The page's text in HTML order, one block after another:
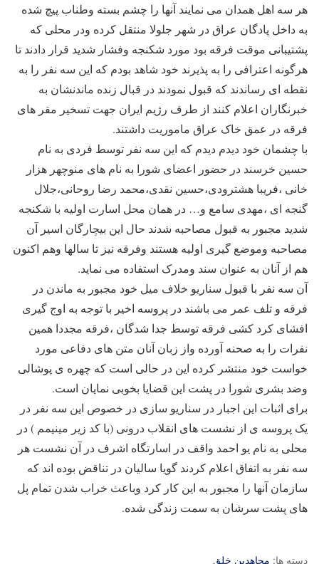
هر سه اهل همدان می نمایند آنها را چشم بسته وطناب پیچ شده
به داخل پادگان عراق در شهر جلولا منتقل کرده ودر محلی که
پشتیبانی موقت فرقه بود مورد شکنجه وفشار شدید قرار دادند تا
هرگونه اعترافی را به پذیرند خود شاهد بودم که این سه نفر را به
نقطه ای رساندند که قبول نمودند در قبال زنده ماندنشان به
خبرنگاران اعلام کنند از طرف رژیم ایران جهت تسخیر مقر های
فرقه در عمق خاک عراق ماموریت داشتند.
با چشمان خود دیدم دیدم که این سه نفر توسط فردی به نام
حسین خرسند در حضور اعضای شورا به نام های منوچهر هزار
خانی ،فریبا هشترودی،حسین نقدی،محمد رضا روحانی،جلال
گنجه ای ،مهدی سامع و… در همان محل اسارت اولیه با شکنجه
شدید مجبور به قبول مصاحبه شدند حال این بیچارگان اسیر آن
مصاحبه وموضع گیری اولیه هستند وفرقه نیز تا سالها وهم اکنون
هم از آنان به عنوان سند ومدرک استفاده می نماید.
آن سه نفر با قبول سناریو خلاف میل خود مجبور به ماندن در
فرقه و تلف عمر می باشند در پروسه اخیر با توجه به اوج گیری
افشای کرد کشی فرقه توسط جدا شدگان ،فرقه مجددا همین
نفرات را به صحنه آورده واز زبان آنان متن های دفاعی مورد
خواست خود منتشر کرده این در حالی است که چهره ی پوشالی
وضد بشری شورا در پشت این قضایا بخوبی نمایان است.
برای اثبات این اجبار در سناریو سازی در خصوص این سه نفر در
یک پروسه ی از نشست های انقلاب درونی (با کد زیر مینیمم ) در
محلی به نام یو احمد واقف در اسارتگاه اشرف در آن نشست هر
سه نفر به اتفاق اعلام کردند گویا سالیان در تناقض بوده اند که
سازمان آنها را مجبور به این کار کرد وباعث خراب شدن تمام پل
های پشت سرشان به سمت زندگی شده.
دسته ها: مجاهدین خلق